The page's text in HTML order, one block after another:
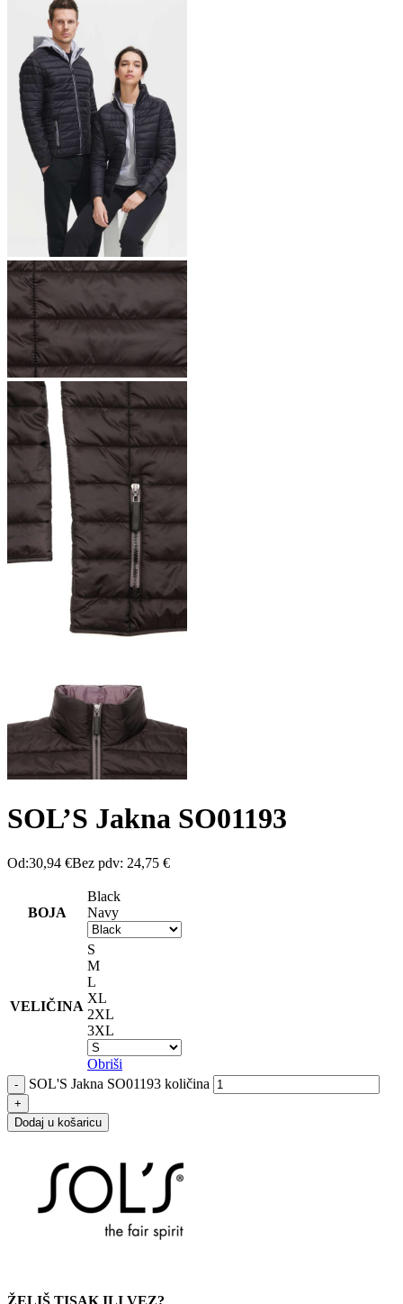
SOL’S Jakna SO01193
Od:30,94 €Bez pdv: 24,75 €
BOJA
Black
Navy
VELIČINA
S
M
L
XL
2XL
3XL
Obriši
SOL'S Jakna SO01193 količina
Dodaj u košaricu
ŽELIŠ TISAK ILI VEZ?